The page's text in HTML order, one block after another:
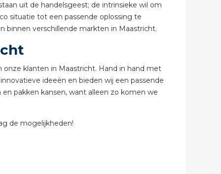
uit de handelsgeest; de intrinsieke wil om
situatie tot een passende oplossing te
binnen verschillende markten in Maastricht.
klanten in Maastricht. Hand in hand met
ideeën en bieden wij een passende
pakken kansen, want alleen zo komen we
de mogelijkheden!